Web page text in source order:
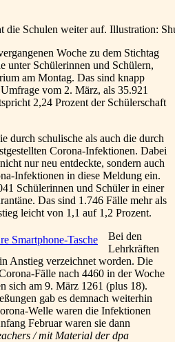
die Schulen weiter auf. Illustration:
Woche zu dem Stichtag
unter Schülerinnen und Schülern,
am Montag. Das sind knapp
vom 2. März, als 35.921
2,24 Prozent der Schülerschaft
durch schulische als auch die durch
Corona-Infektionen. Dabei
nur neu entdeckte, sondern auch
Infektionen in diese Meldung ein.
Schülerinnen und Schüler in einer
Das sind 1.746 Fälle mehr als
leicht von 1,1 auf 1,2 Prozent.
Bei den
Lehrkräften
Anstieg verzeichnet worden. Die
Fälle nach 4460 in der Woche
sich am 9. März 1261 (plus 18).
gab es demnach weiterhin
Welle waren die Infektionen
Februar waren sie dann
/ mit Material der dpa